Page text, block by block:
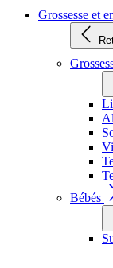
Grossesse et
Bébés